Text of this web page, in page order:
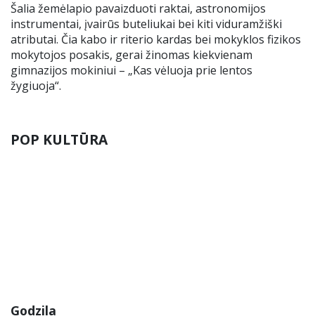
Šalia žemėlapio pavaizduoti raktai, astronomijos
instrumentai, įvairūs buteliukai bei kiti viduramžiški
atributai. Čia kabo ir riterio kardas bei mokyklos fizikos
mokytojos posakis, gerai žinomas kiekvienam
gimnazijos mokiniui – „Kas vėluoja prie lentos
žygiuoja“.
POP KULTŪRA
Godzila